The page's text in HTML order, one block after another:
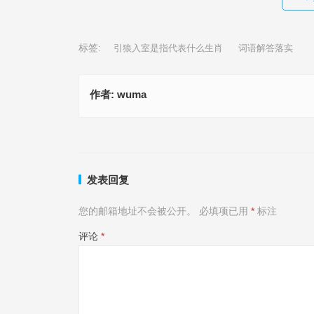
标签: 引狼入室是指代表什么生肖 词语解答落实
作者: wuma
发表回复
您的邮箱地址不会被公开。 必填项已用 * 标注
评论 *